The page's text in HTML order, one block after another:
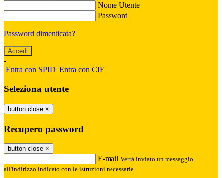
Nome Utente
Password
Password dimenticata?
-
Entra con SPID Entra con CIE
Seleziona utente
button close ×
Recupero password
button close ×
E-mail Verrà inviato un messaggio
all'indirizzo indicato con le istruzioni necessarie.